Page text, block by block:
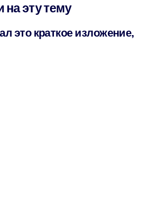
на эту тему
это краткое изложение,